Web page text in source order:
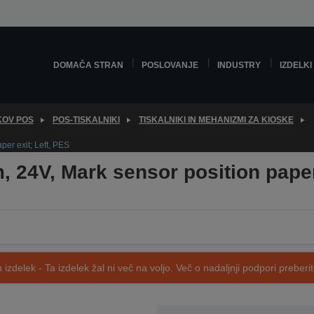
DOMAČA STRAN POSLOVANJE INDUSTRY IZDELKI
POS POS-TISKALNIKI TISKALNIKI IN MEHANIZMI ZA KIOSKE
exit; Left, PES
24V, Mark sensor position
izdelek - Ta izdelek žal ni več na voljo. Več o nadaljnji podpori